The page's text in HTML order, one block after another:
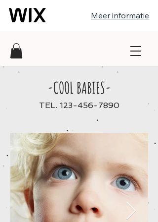
Meer informatie